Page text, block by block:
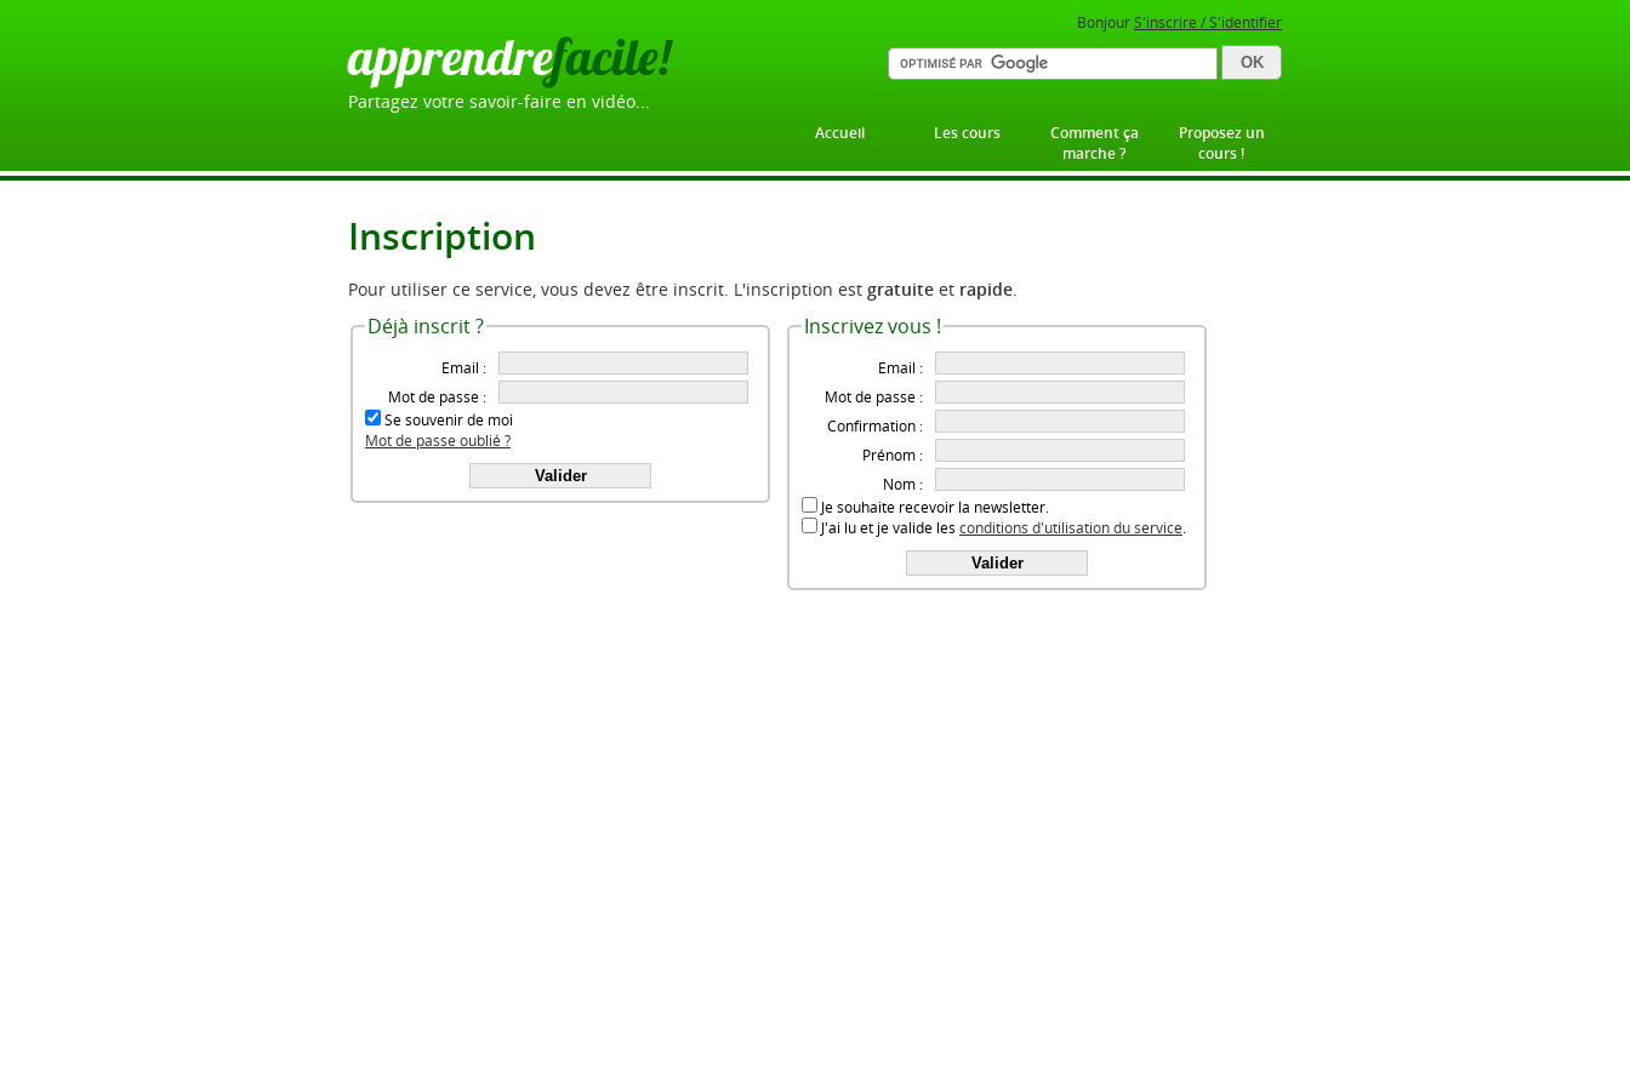
apprendrefacile!
Partagez votre savoir-faire en vidéo...
BonjourS'inscrire / S'identifier
Accueil Les cours
Comment ça
marche ?
Proposez un
cours !
Inscription
Pour utiliser ce service, vous devez être inscrit. L'inscription est gratuite et rapide.
Déjà inscrit ?
Email :
Mot de passe :
Se souvenir de moi
Mot de passe oublié ?
Inscrivez vous !
Email :
Mot de passe :
Confirmation :
Prénom :
Nom :
Je souhaite recevoir la newsletter.
J'ai lu et je valide les conditions d'utilisation du service.